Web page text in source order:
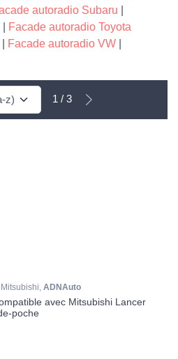
autoradio Subaru
Facade autoradio Toyota
Facade autoradio VW
1 / 3
ADNAuto
avec Mitsubishi Lancer
poche